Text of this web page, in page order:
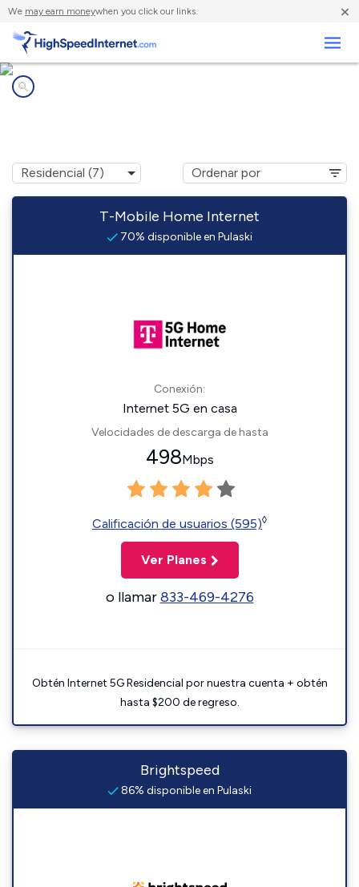
We may earn moneywhen you click our links. ×
T-Mobile Home Internet
70% disponible en Pulaski
Conexión:
Internet 5G en casa
Velocidades de descarga de hasta
498Mbps
Calificación de usuarios (595)◊
Ver Planes
o llamar833-469-4276
Obtén Internet 5G Residencial por nuestra cuenta + obtén
hasta $200 de regreso.
Brightspeed
86% disponible en Pulaski